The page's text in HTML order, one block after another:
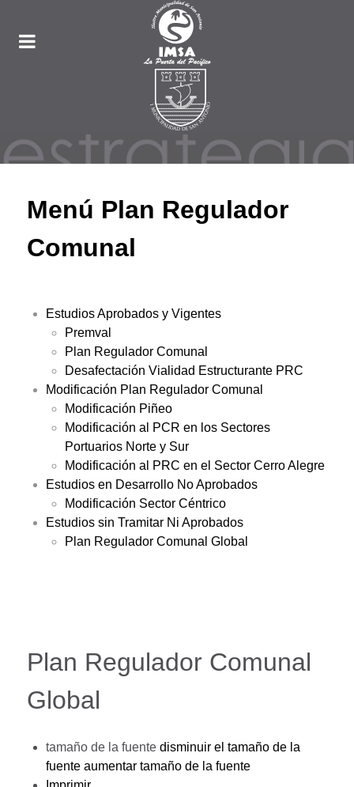
Menú Plan Regulador
Comunal
Estudios Aprobados y Vigentes
Premval
Plan Regulador Comunal
Desafectación Vialidad Estructurante PRC
Modificación Plan Regulador Comunal
Modificación Piñeo
Modificación al PCR en los Sectores
Portuarios Norte y Sur
Modificación al PRC en el Sector Cerro Alegre
Estudios en Desarrollo No Aprobados
Modificación Sector Céntrico
Estudios sin Tramitar Ni Aprobados
Plan Regulador Comunal Global
Plan Regulador Comunal
Global
tamaño de la fuente disminuir el tamaño de la
fuente aumentar tamaño de la fuente